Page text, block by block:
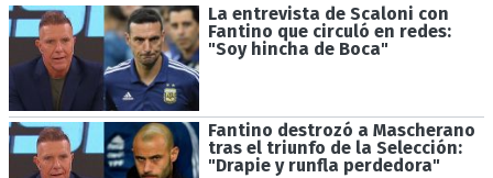
La entrevista de Scaloni con
Fantino que circuló en redes:
"Soy hincha de Boca"
Fantino destrozó a Mascherano
tras el triunfo de la Selección:
"Drapie y runfla perdedora"